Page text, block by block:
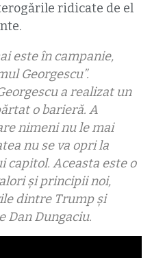
ridicate de el
este în campanie,
Georgescu”.
a realizat un
o barieră. A
nimeni nu le mai
nu se va opri la
capitol. Aceasta este o
şi principii noi,
dintre Trump și
Dan Dungaciu.